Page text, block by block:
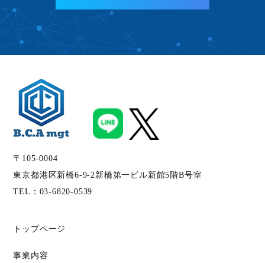
〒105-0004
東京都港区新橋6-9-2新橋第一ビル新館5階B号室
TEL： 03-6820-0539
トップページ
事業内容